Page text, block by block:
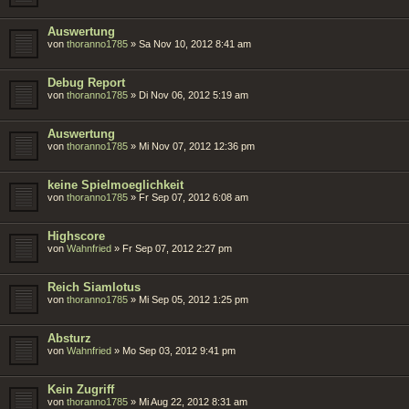
Auswertung
von thoranno1785 » Sa Nov 10, 2012 8:41 am
Debug Report
von thoranno1785 » Di Nov 06, 2012 5:19 am
Auswertung
von thoranno1785 » Mi Nov 07, 2012 12:36 pm
keine Spielmoeglichkeit
von thoranno1785 » Fr Sep 07, 2012 6:08 am
Highscore
von Wahnfried » Fr Sep 07, 2012 2:27 pm
Reich Siamlotus
von thoranno1785 » Mi Sep 05, 2012 1:25 pm
Absturz
von Wahnfried » Mo Sep 03, 2012 9:41 pm
Kein Zugriff
von thoranno1785 » Mi Aug 22, 2012 8:31 am